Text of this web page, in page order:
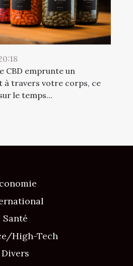
CBD emprunte un
à travers votre corps, ce
le temps...
Santé
High-Tech
Divers